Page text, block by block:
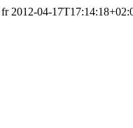
fr 2012-04-